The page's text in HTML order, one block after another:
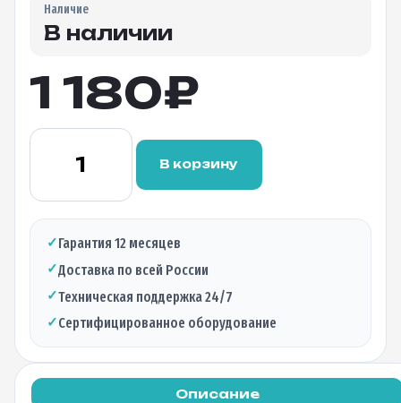
Наличие
В наличии
1 180₽
Количество
Оптический
трансивер
BTL-
S1X320L,
1.25Гбит/c,
волокна,
1310нм
(RX-
TX),
LC
В корзину
✓Гарантия 12 месяцев
✓Доставка по всей России
✓Техническая поддержка 24/7
✓Сертифицированное оборудование
Описание